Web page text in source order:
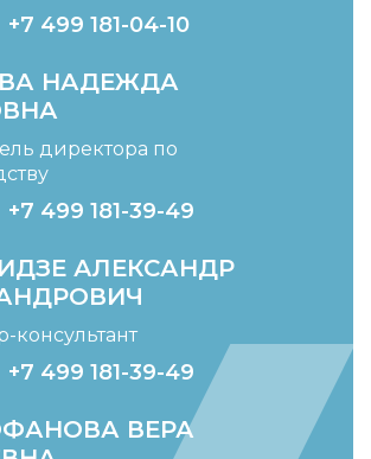
+7 499 181-04-10
НАДЕЖДА
директора по
+7 499 181-39-49
АЛЕКСАНДР
консультант
+7 499 181-39-49
ВЕРА